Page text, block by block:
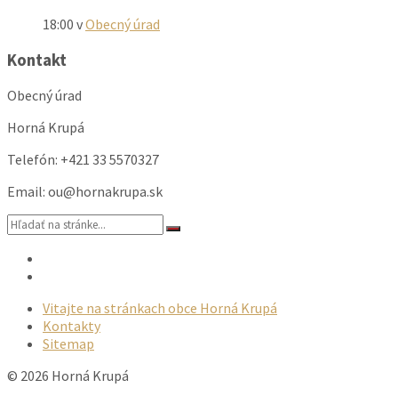
18:00 vObecný úrad
Kontakt
Obecný úrad
Horná Krupá
Telefón: +421 33 5570327
Email: ou@hornakrupa.sk
Vyhľadávanie:
Vitajte na stránkach obce Horná Krupá
Kontakty
Sitemap
© 2026 Horná Krupá